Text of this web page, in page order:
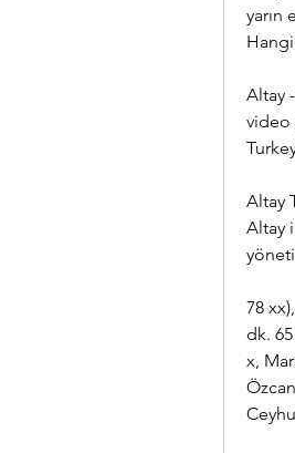
yarın
Altay
video
Altay
Altay
78
dk.
x,